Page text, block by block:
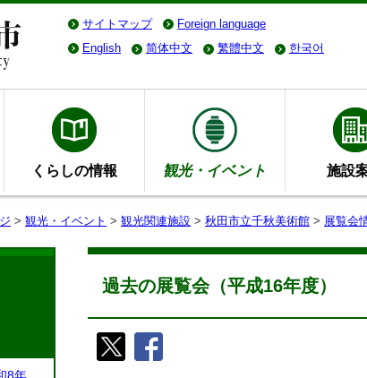
サイトマップ Foreign language
English
简体中文 繁體中文 한국어
くらしの情報 観光・イベント 施設
> 観光・イベント > 観光関連施設 > 秋田市立千秋美術館 > 展覧会
過去の展覧会（平成16年度）